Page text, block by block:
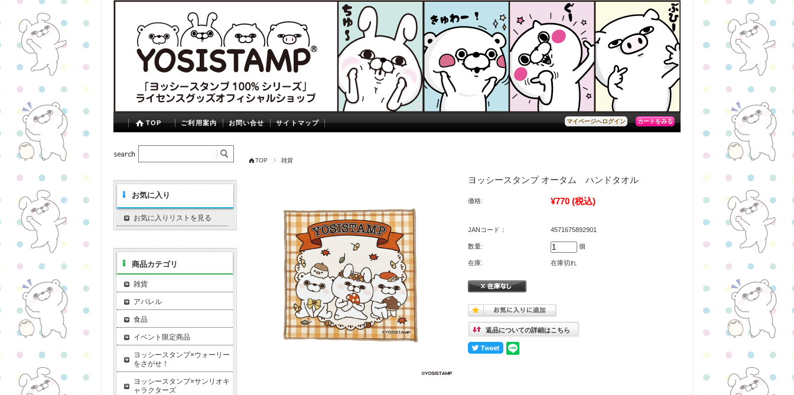
マイページへログイン カートをみる
TOP ご利用案内 お問い合せ サイトマップ
TOP 雑貨
ヨッシースタンプ オータム ハンドタオル
価格: ¥770 (税込)
JANコード： 4571675892901
数量: 個
在庫: 在庫切れ
返品についての詳細はこちら
お気に入り
お気に入りリストを見る
商品カテゴリ
雑貨
アパレル
食品
イベント限定商品
ヨッシースタンプ×ウォーリー
をさがせ！
ヨッシースタンプ×サンリオキ
ャラクターズ